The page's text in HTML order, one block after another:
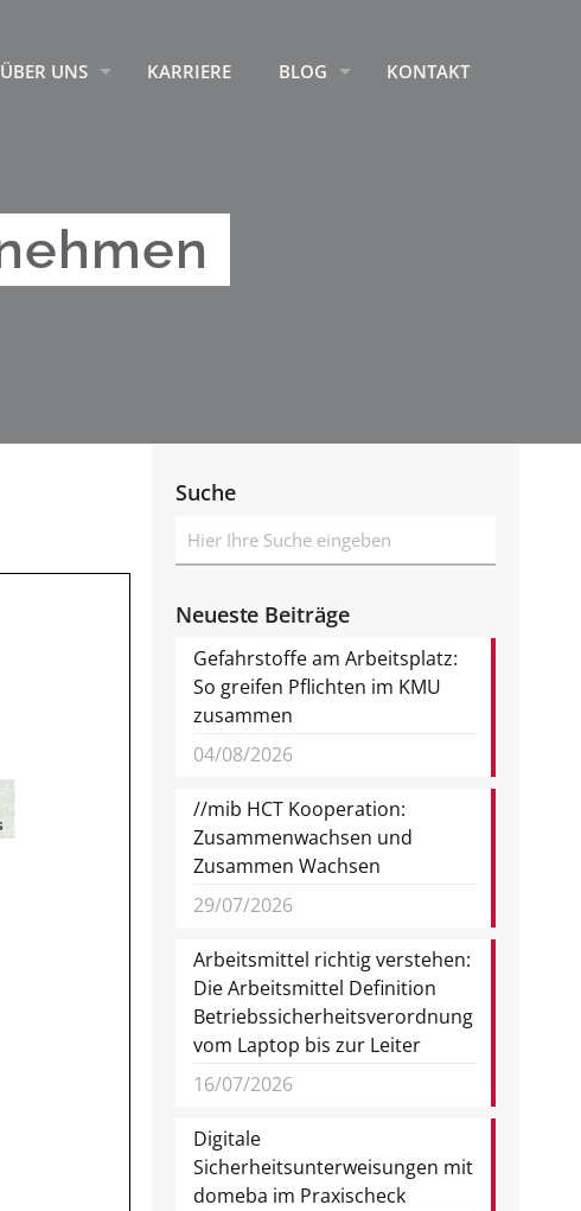
ÜBER UNS KARRIERE BLOG KONTAKT
Suche
Neueste Beiträge
Gefahrstoffe am Arbeitsplatz:
So greifen Pflichten im KMU
zusammen
04/08/2026
//mib HCT Kooperation:
Zusammenwachsen und
Zusammen Wachsen
29/07/2026
Arbeitsmittel richtig verstehen:
Die Arbeitsmittel Definition
Betriebssicherheitsverordnung
vom Laptop bis zur Leiter
16/07/2026
Digitale
Sicherheitsunterweisungen mit
domeba im Praxischeck